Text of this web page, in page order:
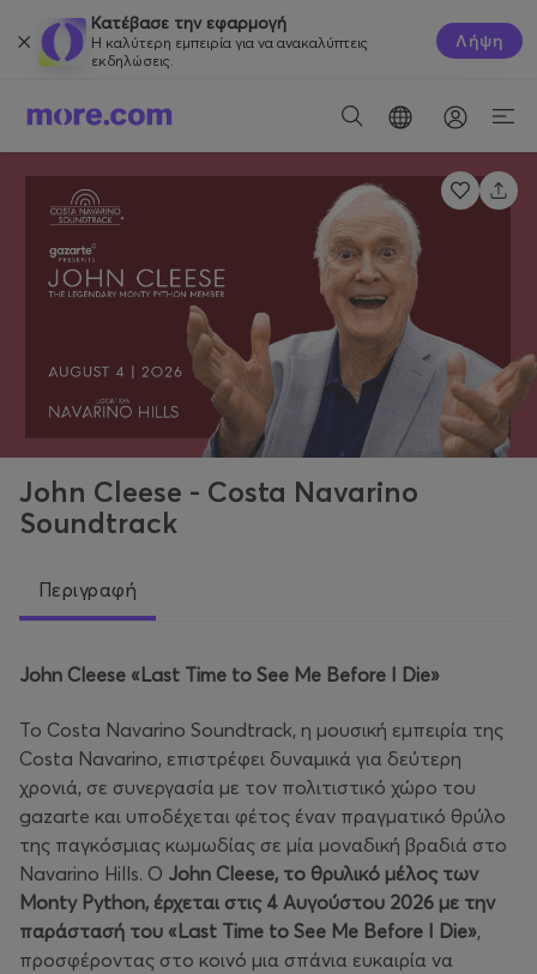
Κατέβασε την εφαρμογή
Η καλύτερη εμπειρία για να ανακαλύπτεις
εκδηλώσεις.
Λήψη
John Cleese - Costa Navarino
Soundtrack
Περιγραφή
John Cleese «Last Time to See Me Before I Die»
Το Costa Navarino Soundtrack, η μουσική εμπειρία της
Costa Navarino, επιστρέφει δυναμικά για δεύτερη
χρονιά, σε συνεργασία με τον πολιτιστικό χώρο του
gazarte και υποδέχεται φέτος έναν πραγματικό θρύλο
της παγκόσμιας κωμωδίας σε μία μοναδική βραδιά στο
Navarino Hills. Ο John Cleese, το θρυλικό μέλος των
Monty Python, έρχεται στις 4 Αυγούστου 2026 με την
παράστασή του «Last Time to See Me Before I Die»,
προσφέροντας στο κοινό μια σπάνια ευκαιρία να